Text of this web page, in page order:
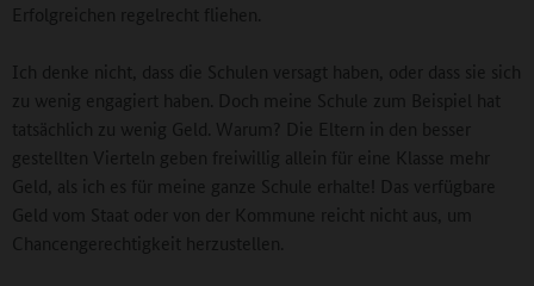
Erfolgreichen regelrecht fliehen.
Ich denke nicht, dass die Schulen versagt haben, oder dass sie sich
zu wenig engagiert haben. Doch meine Schule zum Beispiel hat
tatsächlich zu wenig Geld. Warum? Die Eltern in den besser
gestellten Vierteln geben freiwillig allein für eine Klasse mehr
Geld, als ich es für meine ganze Schule erhalte! Das verfügbare
Geld vom Staat oder von der Kommune reicht nicht aus, um
Chancengerechtigkeit herzustellen.